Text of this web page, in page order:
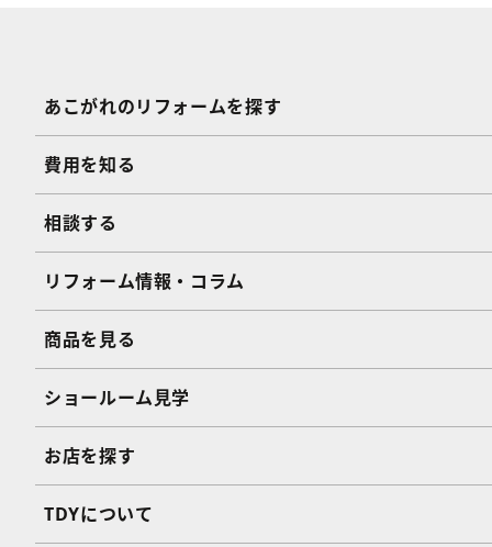
あこがれのリフォームを探す
費用を知る
相談する
リフォーム情報・コラム
商品を見る
ショールーム見学
お店を探す
TDYについて